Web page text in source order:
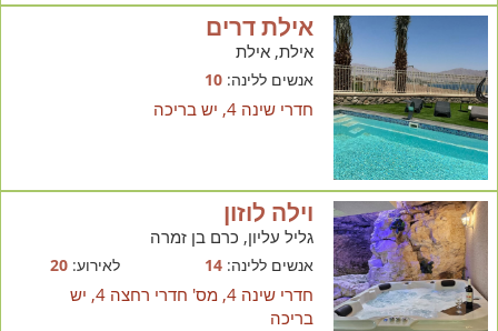
אילת דרים
אילת, אילת
אנשים ללינה:10
חדרי שינה 4, יש בריכה
וילה לוזון
גליל עליון, כרם בן זמרה
אנשים ללינה:14 לאירוע:20
חדרי שינה 4, מס' חדרי רחצה 4, יש
בריכה